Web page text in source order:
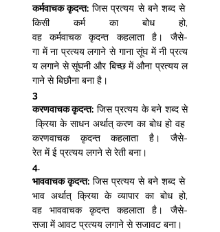
कर्मवाचक कृदन्त: जिस प्रत्यय से बने शब्द से
किसी कर्म का बोध हो,
वह कर्मवाचक कृदन्त कहलाता है। जैसे-
गा में ना प्रत्यय लगाने से गाना सूंघ में नी प्रत्य
य लगाने से सूंघनी और बिच्छ में औना प्रत्यय ल
गाने से बिछौना बना है।
3
करणवाचक कृदन्त: जिस प्रत्यय के बने शब्द से
क्रिया के साधन अर्थात् करण का बोध हो वह
करणवाचक कृदन्त कहलाता है। जैसे-
रेत में ई प्रत्यय लगने से रेती बना।
4.
भाववाचक कृदन्त: जिस प्रत्यय से बने शब्द से
भाव अर्थात् क्रिया के व्यापार का बोध हो,
वह भाववाचक कृदन्त कहलाता है। जैसे-
सजा में आवट प्रत्यय लगाने से सजावट बना।